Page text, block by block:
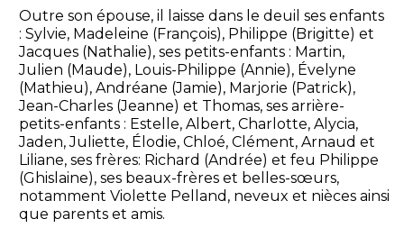
Outre son épouse, il laisse dans le deuil ses enfants
: Sylvie, Madeleine (François), Philippe (Brigitte) et
Jacques (Nathalie), ses petits-enfants : Martin,
Julien (Maude), Louis-Philippe (Annie), Évelyne
(Mathieu), Andréane (Jamie), Marjorie (Patrick),
Jean-Charles (Jeanne) et Thomas, ses arrière-
petits-enfants : Estelle, Albert, Charlotte, Alycia,
Jaden, Juliette, Élodie, Chloé, Clément, Arnaud et
Liliane, ses frères: Richard (Andrée) et feu Philippe
(Ghislaine), ses beaux-frères et belles-sœurs,
notamment Violette Pelland, neveux et nièces ainsi
que parents et amis.